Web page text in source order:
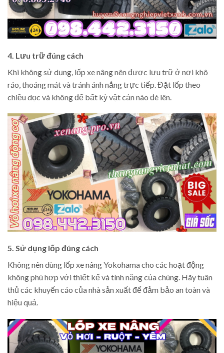
4. Lưu trữ đúng cách
Khi không sử dụng, lốp xe nâng nên được lưu trữ ở nơi khô
ráo, thoáng mát và tránh ánh nắng trực tiếp. Đặt lốp theo
chiều dọc và không để bất kỳ vật cản nào đè lên.
5. Sử dụng lốp đúng cách
Không nên dùng lốp xe nâng Yokohama cho các hoạt động
không phù hợp với thiết kế và tính năng của chúng. Hãy tuân
thủ các khuyến cáo của nhà sản xuất để đảm bảo an toàn và
hiệu quả.